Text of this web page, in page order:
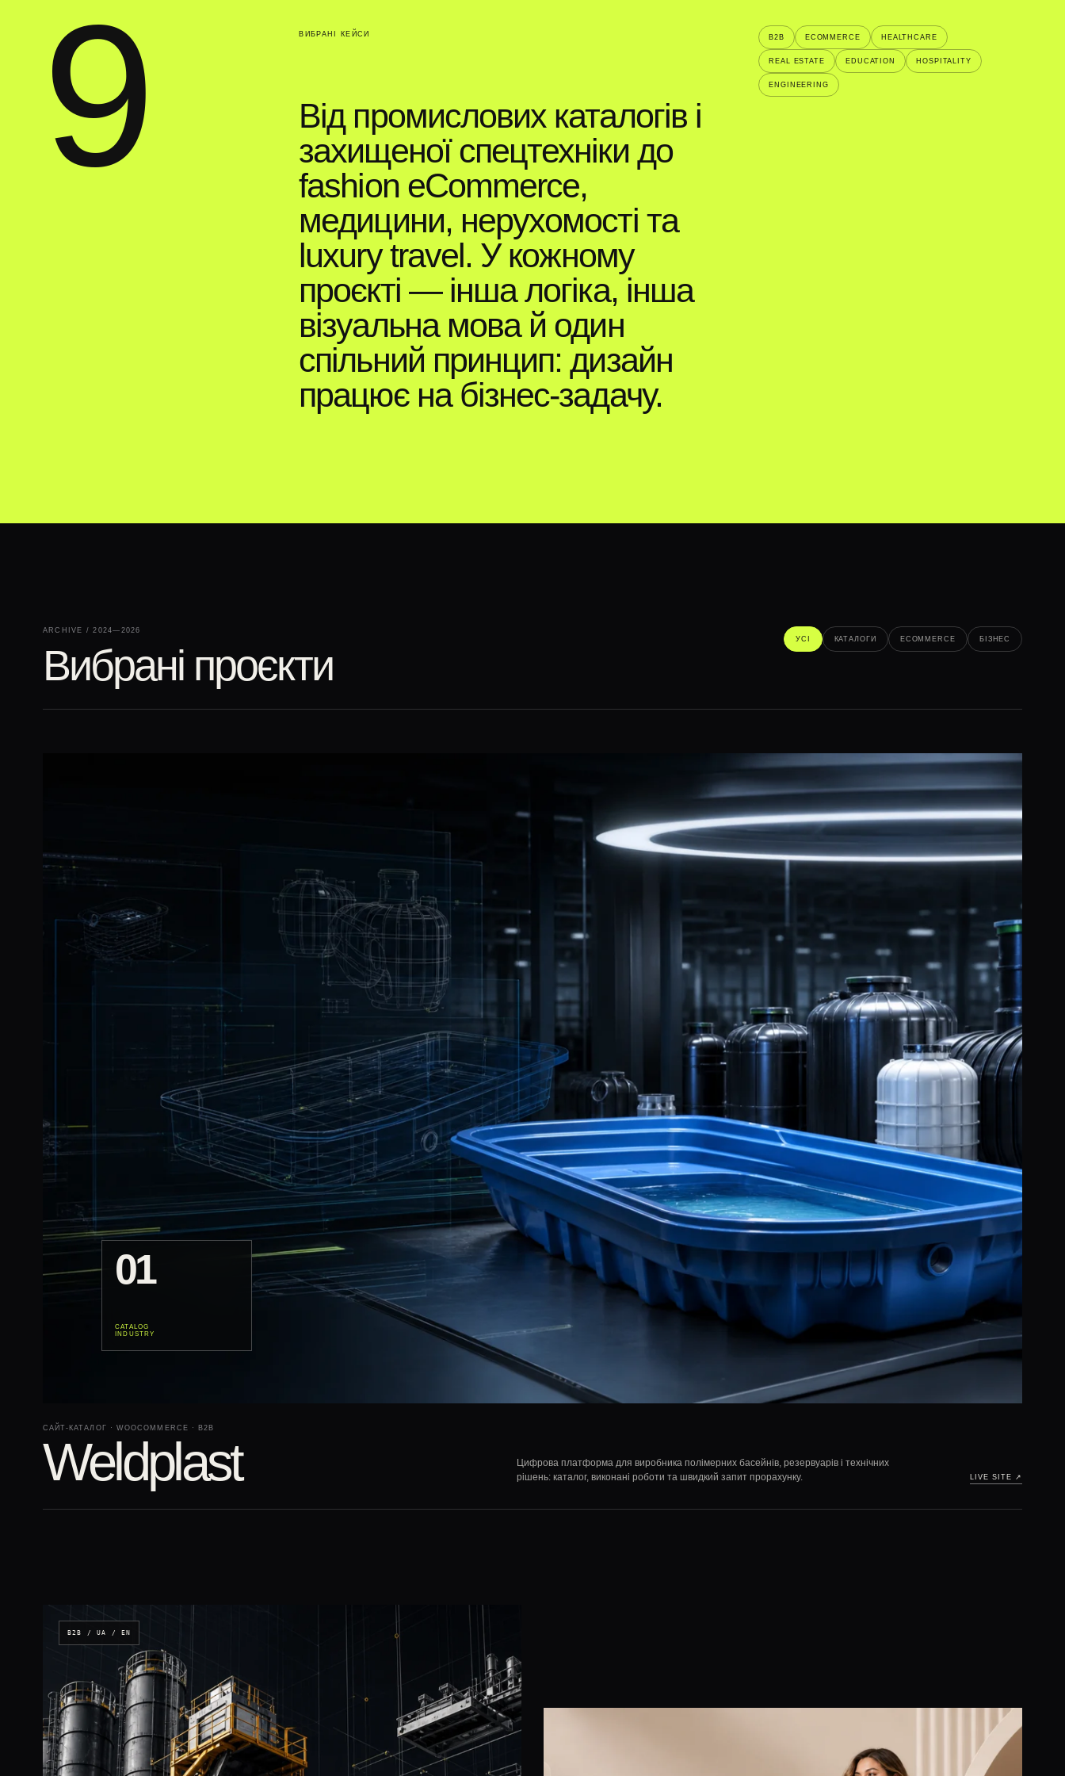
9 ВИБРАНІ КЕЙСИ
Від промислових каталогів і
захищеної спецтехніки до
fashion eCommerce,
медицини, нерухомості та
luxury travel. У кожному
проєкті — інша логіка, інша
візуальна мова й один
спільний принцип: дизайн
працює на бізнес-задачу.
B2B ECOMMERCE HEALTHCARE
REAL ESTATE EDUCATION HOSPITALITY
ENGINEERING
ARCHIVE / 2024—2026
Вибрані проєкти
УСІ КАТАЛОГИ ECOMMERCE БІЗНЕС
01
CATALOG
INDUSTRY
САЙТ-КАТАЛОГ · WOOCOMMERCE · B2B
Weldplast
Цифрова платформа для виробника полімерних басейнів, резервуарів і технічних
рішень: каталог, виконані роботи та швидкий запит прорахунку.
LIVE SITE ↗︎
B2B / UA / EN